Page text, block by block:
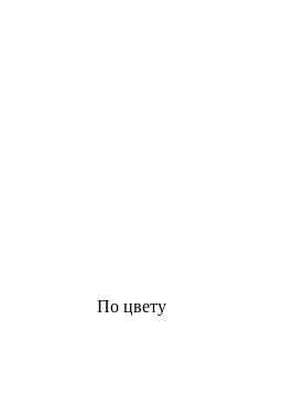
По цвету